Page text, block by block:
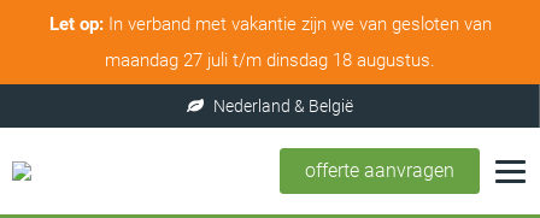
Let op:In verband met vakantie zijn we van gesloten van
maandag 27 juli t/m dinsdag 18 augustus.
offerte aanvragen